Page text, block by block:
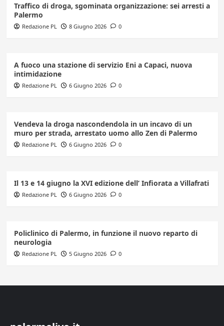
Traffico di droga, sgominata organizzazione: sei arresti a
Palermo
Redazione PL 8 Giugno 2026 0
A fuoco una stazione di servizio Eni a Capaci, nuova
intimidazione
Redazione PL 6 Giugno 2026 0
Vendeva la droga nascondendola in un incavo di un
muro per strada, arrestato uomo allo Zen di Palermo
Redazione PL 6 Giugno 2026 0
Il 13 e 14 giugno la XVI edizione dell’ Infiorata a Villafrati
Redazione PL 6 Giugno 2026 0
Policlinico di Palermo, in funzione il nuovo reparto di
neurologia
Redazione PL 5 Giugno 2026 0